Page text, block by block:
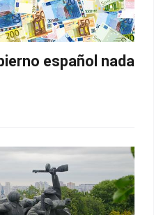
español nada